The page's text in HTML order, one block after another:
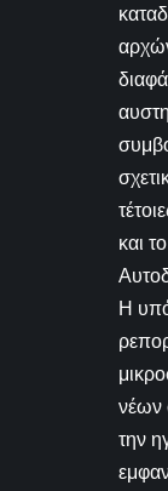
και
Η
νέων
την